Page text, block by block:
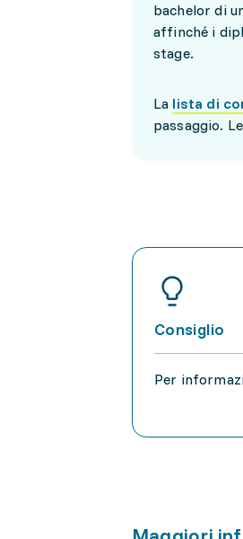
bachelor di
affinché i
stage.
La lista di
passaggio.
Consiglio
Per